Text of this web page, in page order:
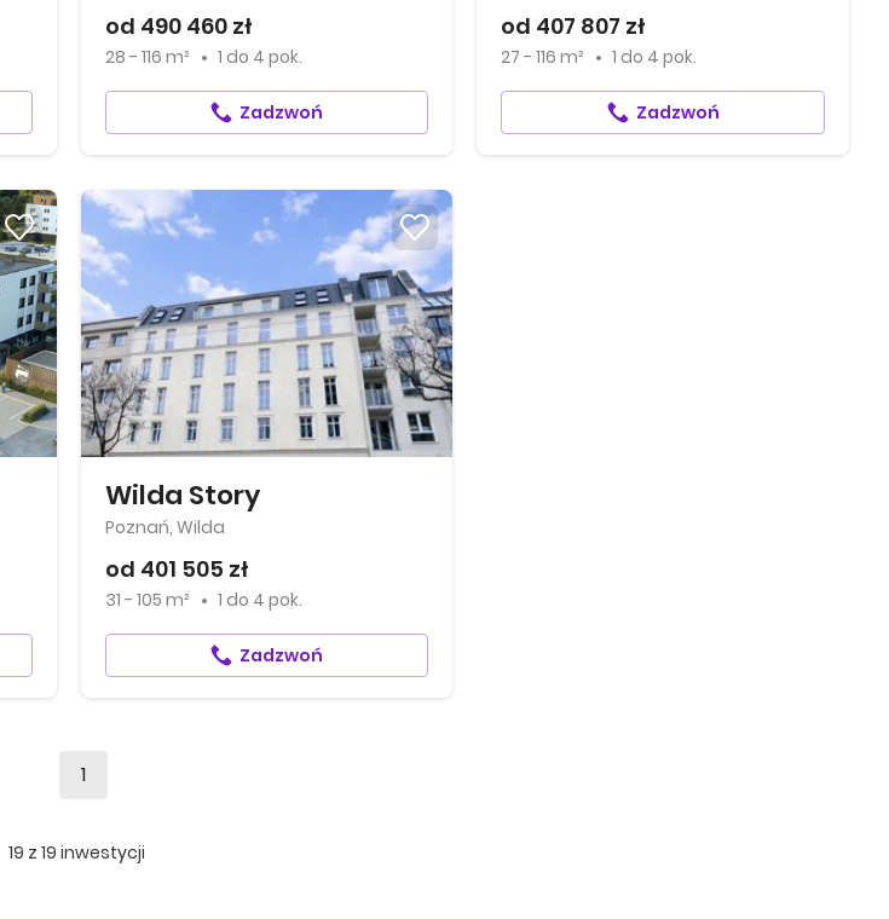
od 490 460 zł
28 - 116 m² 1 do 4 pok.
Zadzwoń
od 407 807 zł
27 - 116 m² 1 do 4 pok.
Zadzwoń
Wilda Story
Poznań, Wilda
od 401 505 zł
31 - 105 m² 1 do 4 pok.
Zadzwoń
1
19 z 19 inwestycji